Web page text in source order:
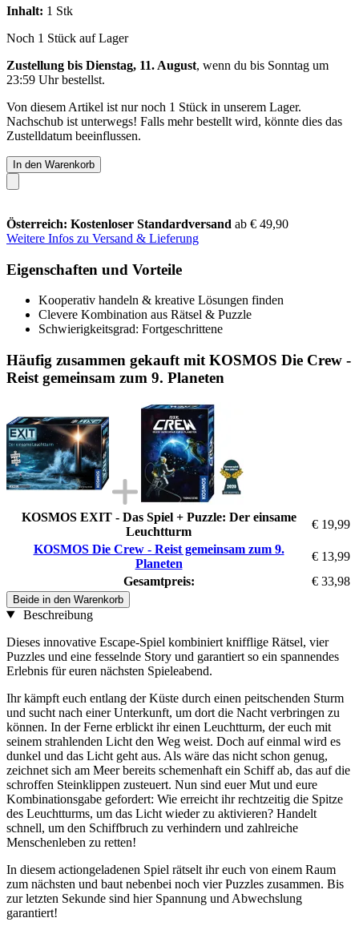
Inhalt: 1 Stk
Noch 1 Stück auf Lager
Zustellung bis Dienstag, 11. August, wenn du bis Sonntag um
23:59 Uhrbestellst.
Von diesem Artikel ist nur noch 1 Stück in unserem Lager.
Nachschub ist unterwegs! Falls mehr bestellt wird, könnte dies das
Zustelldatum beeinflussen.
In den Warenkorb
Österreich: Kostenloser Standardversand ab € 49,90
Weitere Infos zu Versand & Lieferung
Eigenschaften und Vorteile
Kooperativ handeln & kreative Lösungen finden
Clevere Kombination aus Rätsel & Puzzle
Schwierigkeitsgrad: Fortgeschrittene
Häufig zusammen gekauft mit KOSMOS Die Crew -
Reist gemeinsam zum 9. Planeten
KOSMOS EXIT - Das Spiel + Puzzle: Der einsame
Leuchtturm
€ 19,99
KOSMOS Die Crew - Reist gemeinsam zum 9.
Planeten
€ 13,99
Gesamtpreis:
€ 33,98
Beide in den Warenkorb
Beschreibung
Dieses innovative Escape-Spiel kombiniert knifflige Rätsel, vier
Puzzles und eine fesselnde Story und garantiert so ein spannendes
Erlebnis für euren nächsten Spieleabend.
Ihr kämpft euch entlang der Küste durch einen peitschenden Sturm
und sucht nach einer Unterkunft, um dort die Nacht verbringen zu
können. In der Ferne erblickt ihr einen Leuchtturm, der euch mit
seinem strahlenden Licht den Weg weist. Doch auf einmal wird es
dunkel und das Licht geht aus. Als wäre das nicht schon genug,
zeichnet sich am Meer bereits schemenhaft ein Schiff ab, das auf die
schroffen Steinklippen zusteuert. Nun sind euer Mut und eure
Kombinationsgabe gefordert: Wie erreicht ihr rechtzeitig die Spitze
des Leuchtturms, um das Licht wieder zu aktivieren? Handelt
schnell, um den Schiffbruch zu verhindern und zahlreiche
Menschenleben zu retten!
In diesem actiongeladenen Spiel rätselt ihr euch von einem Raum
zum nächsten und baut nebenbei noch vier Puzzles zusammen. Bis
zur letzten Sekunde sind hier Spannung und Abwechslung
garantiert!